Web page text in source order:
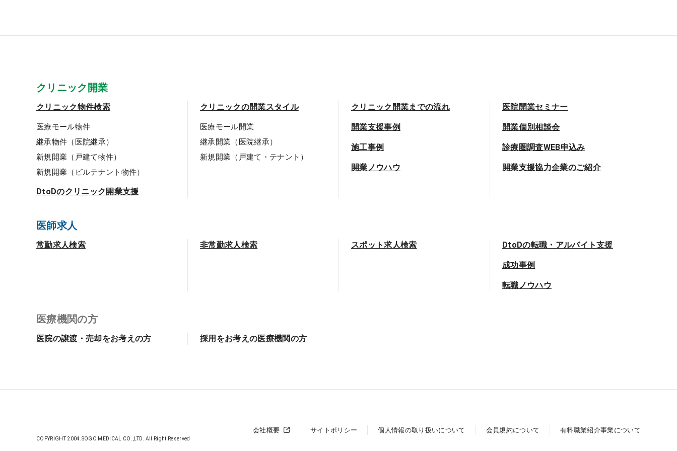
クリニック開業
クリニック物件検索
医療モール物件
継承物件（医院継承）
新規開業（戸建て物件）
新規開業（ビルテナント物件）
DtoDのクリニック開業支援
クリニックの開業スタイル
医療モール開業
継承開業（医院継承）
新規開業（戸建て・テナント）
クリニック開業までの流れ
開業支援事例
施工事例
開業ノウハウ
医院開業セミナー
開業個別相談会
診療圏調査WEB申込み
開業支援協力企業のご紹介
医師求人
常勤求人検索 非常勤求人検索 スポット求人検索 DtoDの転職・アルバイト支援
成功事例
転職ノウハウ
医療機関の方
医院の譲渡・売却をお考えの方 採用をお考えの医療機関の方
会社概要 サイトポリシー 個人情報の取り扱いについて 会員規約について 有料職業紹介事業について
COPYRIGHT 2004.SOGO MEDICAL CO.,LTD. All Right Reserved